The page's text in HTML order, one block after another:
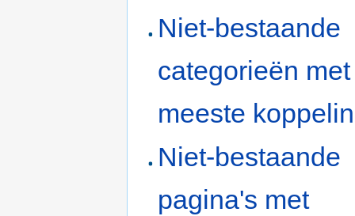
Niet-bestaande
categorieën
meeste
Niet-bestaande
pagina's met